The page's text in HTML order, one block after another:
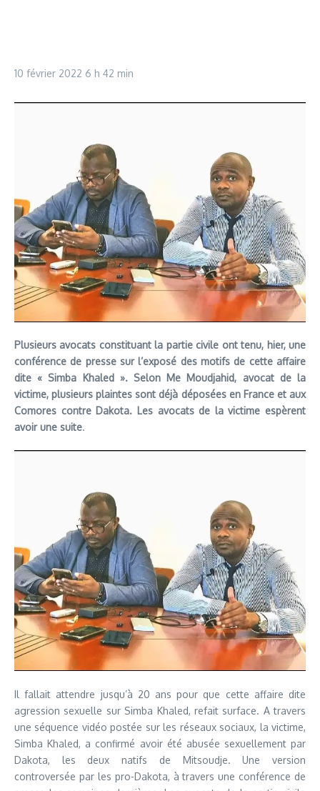
10 février 2022 6 h 42 min
Plusieurs avocats constituant la partie civile ont tenu, hier, une
conférence de presse sur l’exposé des motifs de cette affaire
dite « Simba Khaled ». Selon Me Moudjahid, avocat de la
victime, plusieurs plaintes sont déjà déposées en France et aux
Comores contre Dakota. Les avocats de la victime espèrent
avoir une suite.
Il fallait attendre jusqu’à 20 ans pour que cette affaire dite
agression sexuelle sur Simba Khaled, refait surface. A travers
une séquence vidéo postée sur les réseaux sociaux, la victime,
Simba Khaled, a confirmé avoir été abusée sexuellement par
Dakota, les deux natifs de Mitsoudje. Une version
controversée par les pro-Dakota, à travers une conférence de